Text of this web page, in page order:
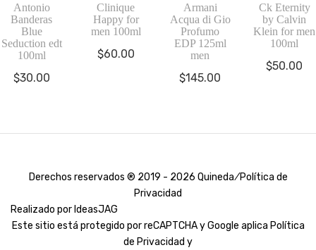
Antonio
Banderas
Blue
Seduction edt
100ml
$30.00
Clinique
Happy for
men 100ml
$60.00
Armani
Acqua di Gio
Profumo
EDP 125ml
men
$145.00
Ck Eternity
by Calvin
Klein for men
100ml
$50.00
Derechos reservados ® 2019 - 2026 Quineda ⁄Política de
Privacidad
Realizado por IdeasJAG
Este sitio está protegido por reCAPTCHA y Google aplica Política
de Privacidad y